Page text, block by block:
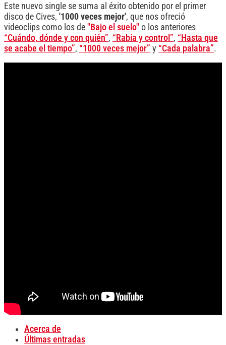
Este nuevo single se suma al éxito obtenido por el primer
disco de Cives, '1000 veces mejor', que nos ofreció
videoclips como los de "Bajo el suelo" o los anteriores
“Cuándo, dónde y con quién”, “Rabia y control”, “Hasta que
se acabe el tiempo”, “1000 veces mejor” y “Cada palabra”.
Acerca de
Últimas entradas